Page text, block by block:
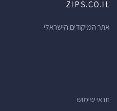
ZIPS.CO.IL
אתר המיקודים הישראלי
תנאי שימוש